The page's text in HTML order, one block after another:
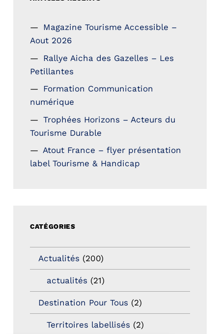
Magazine Tourisme Accessible –
Aout 2026
Rallye Aicha des Gazelles – Les
Petillantes
Formation Communication
numérique
Trophées Horizons – Acteurs du
Tourisme Durable
Atout France – flyer présentation
label Tourisme & Handicap
CATÉGORIES
Actualités (200)
actualités (21)
Destination Pour Tous (2)
Territoires labellisés (2)